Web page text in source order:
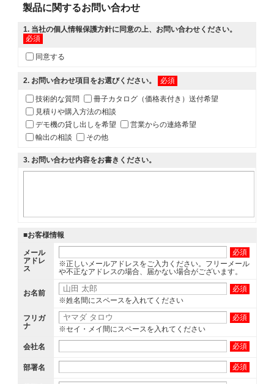
製品に関するお問い合わせ
1. 当社の個人情報保護方針に同意の上、お問い合わせください。
必須
同意する
2. お問い合わせ項目をお選びください。 必須
技術的な質問
冊子カタログ（価格表付き）送付希望
見積りや購入方法の相談
デモ機の貸し出しを希望
営業からの連絡希望
輸出の相談
その他
3. お問い合わせ内容をお書きください。
■お客様情報
メール
アドレ
ス
必須
※正しいメールアドレスをご入力ください。フリーメール
や不正なアドレスの場合、届かない場合がございます。
お名前
必須
※姓名間にスペースを入れてください
フリガ
ナ
必須
※セイ・メイ間にスペースを入れてください
会社名 必須
部署名 必須